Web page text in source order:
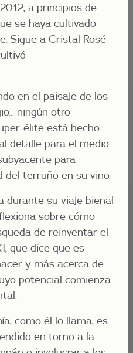
a principios de
se haya cultivado
Sigue a Cristal Rosé
en el paisaje de los
ningún otro
élite está hecho
detalle para el medio
para
del terruño en su vino.
durante su viaje bienal
sobre cómo
de reinventar el
que dice que es
y más acerca de
potencial comienza
como él lo llama, es
en torno a la